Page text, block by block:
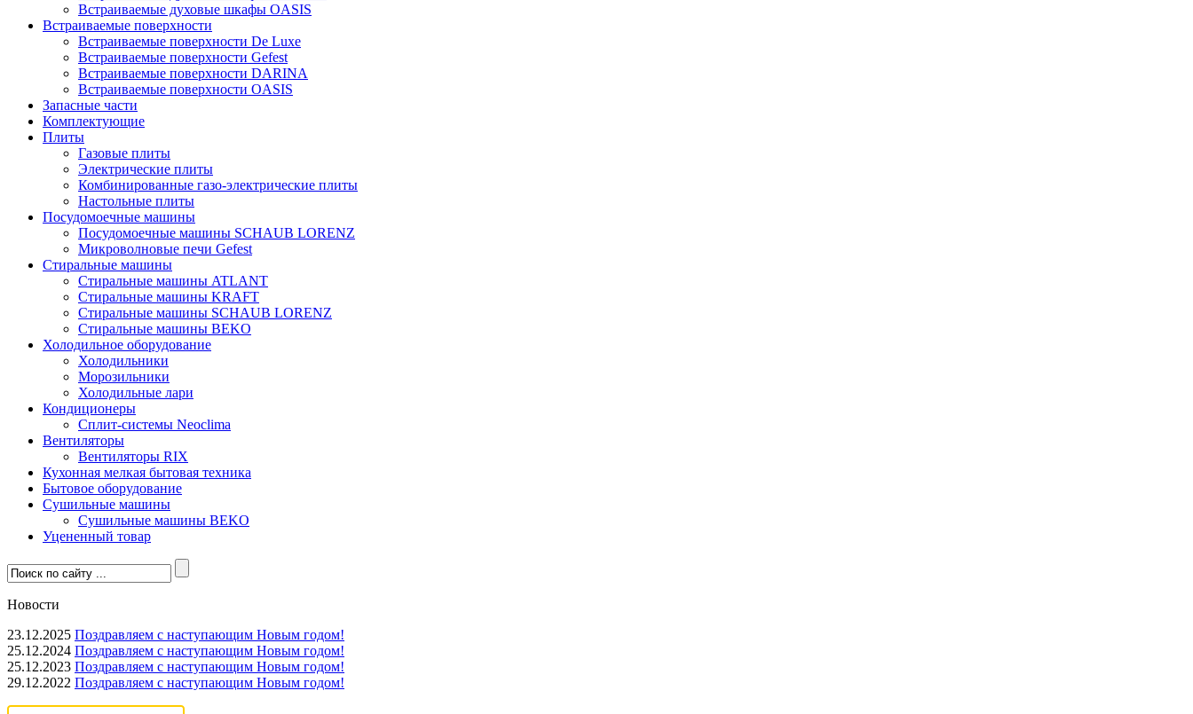
Встраиваемые духовые шкафы OASIS
Встраиваемые поверхности
Встраиваемые поверхности De Luxe
Встраиваемые поверхности Gefest
Встраиваемые поверхности DARINA
Встраиваемые поверхности OASIS
Запасные части
Комплектующие
Плиты
Газовые плиты
Электрические плиты
Комбинированные газо-электрические плиты
Настольные плиты
Посудомоечные машины
Посудомоечные машины SCHAUB LORENZ
Микроволновые печи Gefest
Стиральные машины
Стиральные машины ATLANT
Стиральные машины KRAFT
Стиральные машины SCHAUB LORENZ
Стиральные машины BEKO
Холодильное оборудование
Холодильники
Морозильники
Холодильные лари
Кондиционеры
Сплит-системы Neoclima
Вентиляторы
Вентиляторы RIX
Кухонная мелкая бытовая техника
Бытовое оборудование
Сушильные машины
Сушильные машины BEKO
Уцененный товар
Новости
23.12.2025 Поздравляем с наступающим Новым годом!
25.12.2024 Поздравляем с наступающим Новым годом!
25.12.2023 Поздравляем с наступающим Новым годом!
29.12.2022 Поздравляем с наступающим Новым годом!